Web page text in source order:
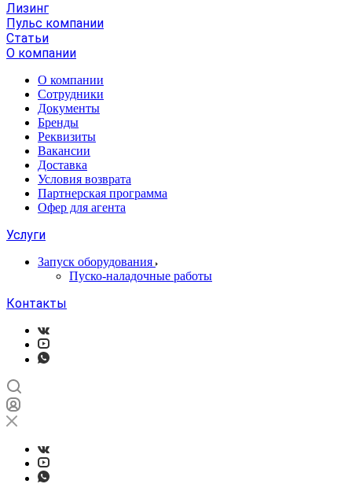
Лизинг
Пульс компании
Статьи
О компании
О компании
Сотрудники
Документы
Бренды
Реквизиты
Вакансии
Доставка
Условия возврата
Партнерская программа
Офер для агента
Услуги
Запуск оборудования
Пуско-наладочные работы
Контакты